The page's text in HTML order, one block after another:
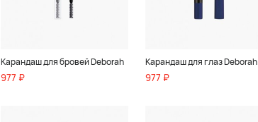
Карандаш для бровей Deborah
977 ₽
Карандаш для глаз Deborah
977 ₽